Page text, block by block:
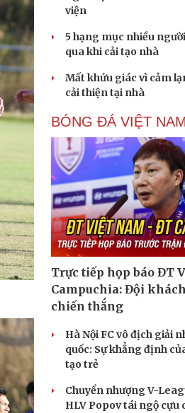
viện
5 hạng mục nhiều
qua khi cải tạo nhà
Mất khứu giác vì cảm
cải thiện tại nhà
BÓNG ĐÁ VIỆT NAM
Trực tiếp họp báo ĐT
Campuchia: Đội
chiến thắng
Hà Nội FC vô địch giải
quốc: Sự khẳng định
tạo trẻ
Chuyển nhượng V-
HLV Popov tái ngộ cựu